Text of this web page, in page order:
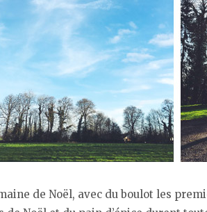
de Noël, avec du boulot les